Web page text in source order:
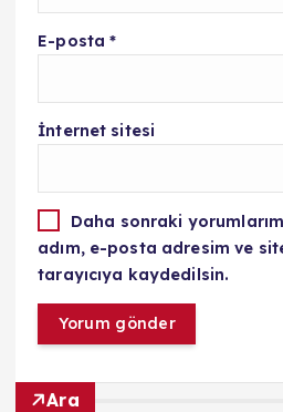
E-posta*
İnternet sitesi
Daha sonraki
adım, e-posta adresim ve
tarayıcıya kaydedilsin.
Ara